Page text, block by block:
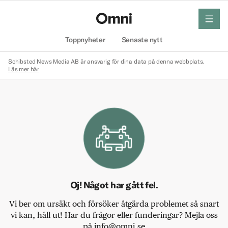
Toppnyheter Senaste nytt
meny
Schibsted News Media AB är ansvarig för dina data på denna webbplats.
Läs mer här
Oj! Något har gått fel.
Vi ber om ursäkt och försöker åtgärda problemet så snart
vi kan, håll ut! Har du frågor eller funderingar? Mejla oss